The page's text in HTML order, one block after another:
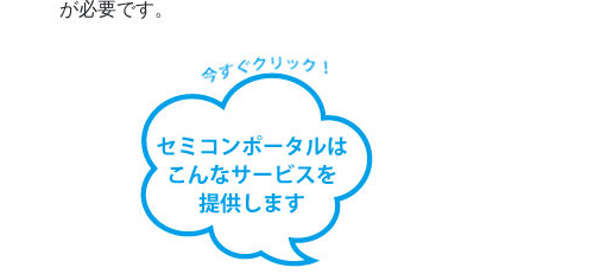
が必要です。